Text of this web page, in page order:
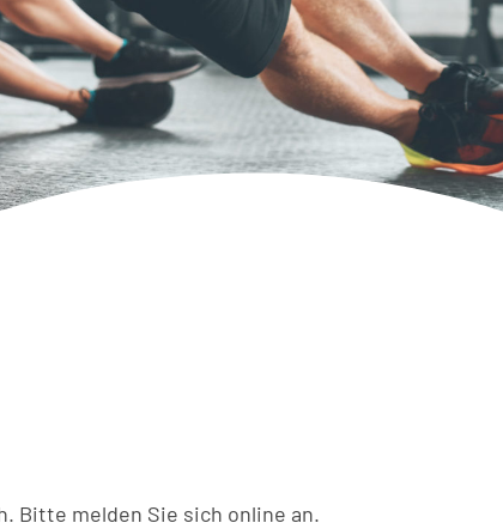
Bitte melden Sie sich online an.